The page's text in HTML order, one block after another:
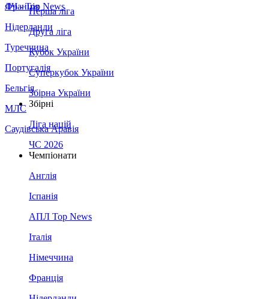
Франція
Нідерланди
Туреччина
Португалія
Бельгія
МЛС
Саудівська Аравія
ЛЧ - Top News
Перша ліга
Друга ліга
Кубок України
Суперкубок України
Збірна України
Збірні
Ліга націй
ЧС 2026
Чемпіонати
Англія
Іспанія
АПЛ Top News
Італія
Німеччина
Франція